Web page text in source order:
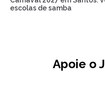
escolas de samba
Apoie o